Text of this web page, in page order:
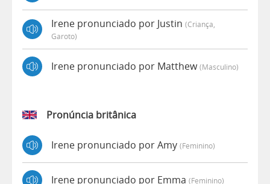
Irene pronunciado por Justin (criança,
Garoto)
Irene pronunciado por Matthew(masculino)
Pronúncia britânica
Irene pronunciado por Amy (feminino)
Irene pronunciado por Emma (feminino)